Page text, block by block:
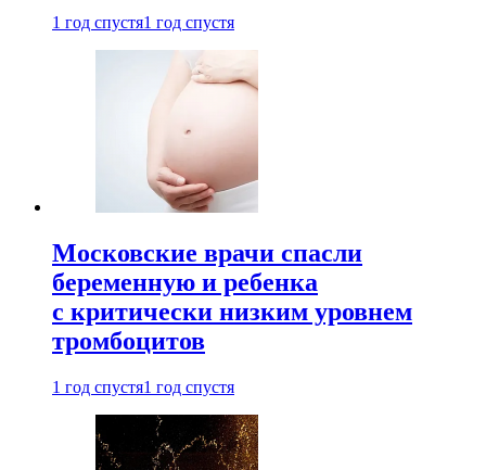
1 год спустя1 год спустя
Московские врачи спасли
беременную и ребенка
с критически низким уровнем
тромбоцитов
1 год спустя1 год спустя